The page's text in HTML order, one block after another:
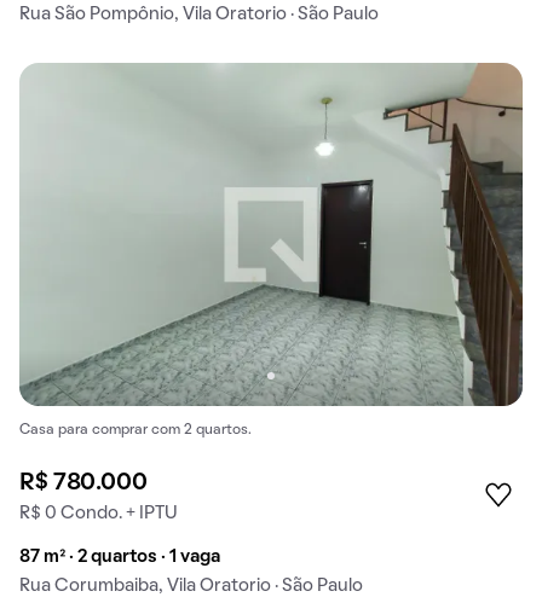
Rua São Pompônio, Vila Oratorio · São Paulo
Casa para comprar com 2 quartos.
R$ 780.000
R$ 0 Condo. + IPTU
87 m² · 2 quartos · 1 vaga
Rua Corumbaiba, Vila Oratorio · São Paulo